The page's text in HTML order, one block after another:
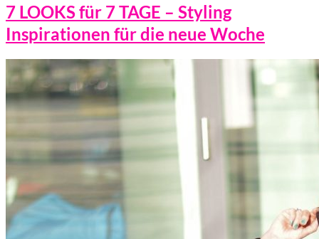
7 LOOKS für 7 TAGE – Styling
Inspirationen für die neue Woche